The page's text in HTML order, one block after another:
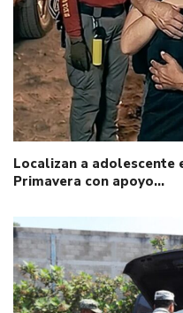
Localizan a adolescente
Primavera con apoyo…